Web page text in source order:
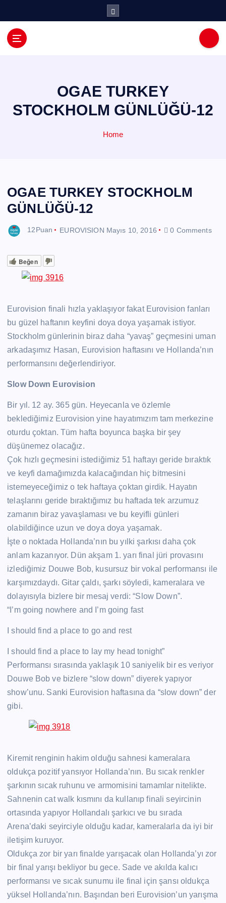
OGAE TURKEY
STOCKHOLM GÜNLÜĞÜ-12
Home
OGAE TURKEY STOCKHOLM
GÜNLÜĞÜ-12
12Puan EUROVISION Mayıs 10, 2016 0 Comments
Beğen
Eurovision finali hızla yaklaşıyor fakat Eurovision fanları
bu güzel haftanın keyfini doya doya yaşamak istiyor.
Stockholm günlerinin biraz daha “yavaş” geçmesini uman
arkadaşımız Hasan, Eurovision haftasını ve Hollanda’nın
performansını değerlendiriyor.
Slow Down Eurovision
Bir yıl. 12 ay. 365 gün. Heyecanla ve özlemle
beklediğimiz Eurovision yine hayatımızım tam merkezine
oturdu çoktan. Tüm hafta boyunca başka bir şey
düşünemez olacağız.
Çok hızlı geçmesini istediğimiz 51 haftayı geride bıraktık
ve keyfi damağımızda kalacağından hiç bitmesini
istemeyeceğimiz o tek haftaya çoktan girdik. Hayatın
telaşlarını geride bıraktığımız bu haftada tek arzumuz
zamanın biraz yavaşlaması ve bu keyifli günleri
olabildiğince uzun ve doya doya yaşamak.
İşte o noktada Hollanda’nın bu yılki şarkısı daha çok
anlam kazanıyor. Dün akşam 1. yarı final jüri provasını
izlediğimiz Douwe Bob, kusursuz bir vokal performansı ile
karşımızdaydı. Gitar çaldı, şarkı söyledi, kameralara ve
dolayısıyla bizlere bir mesaj verdi: “Slow Down”.
“I’m going nowhere and I’m going fast
I should find a place to go and rest
I should find a place to lay my head tonight”
Performansı sırasında yaklaşık 10 saniyelik bir es veriyor
Douwe Bob ve bizlere “slow down” diyerek yapıyor
show’unu. Sanki Eurovision haftasına da “slow down” der
gibi.
Kiremit renginin hakim olduğu sahnesi kameralara
oldukça pozitif yansıyor Hollanda’nın. Bu sıcak renkler
şarkının sıcak ruhunu ve armomisini tamamlar nitelikte.
Sahnenin cat walk kısmını da kullanıp finali seyircinin
ortasında yapıyor Hollandalı şarkıcı ve bu sırada
Arena’daki seyirciyle olduğu kadar, kameralarla da iyi bir
iletişim kuruyor.
Oldukça zor bir yarı finalde yarışacak olan Hollanda’yı zor
bir final yarışı bekliyor bu gece. Sade ve akılda kalıcı
performansı ve sıcak sunumu ile final için şansı oldukça
yüksel Hollanda’nın. Başından beri Eurovision’un yarışma